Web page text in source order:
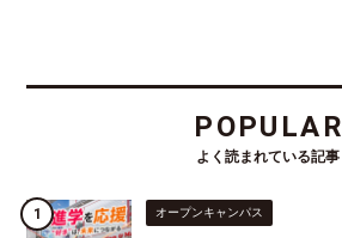
POPULAR
よく読まれている記事
オープンキャンパス